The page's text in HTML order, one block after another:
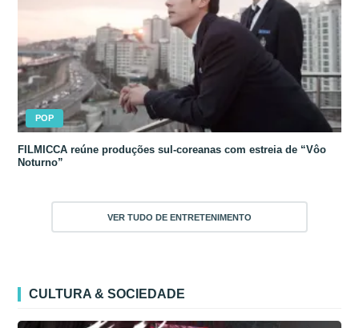
POP
FILMICCA reúne produções sul-coreanas com estreia de “Vôo
Noturno”
VER TUDO DE ENTRETENIMENTO
CULTURA & SOCIEDADE